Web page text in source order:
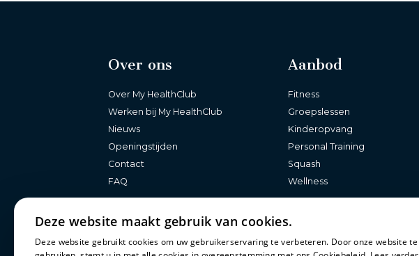
Over ons
Over My HealthClub
Werken bij My HealthClub
Nieuws
Openingstijden
Contact
FAQ
Aanbod
Fitness
Groepslessen
Kinderopvang
Personal Training
Squash
Wellness
Deze website maakt gebruik van cookies.
Deze website gebruikt cookies om uw gebruikerservaring te verbeteren. Door onze website te